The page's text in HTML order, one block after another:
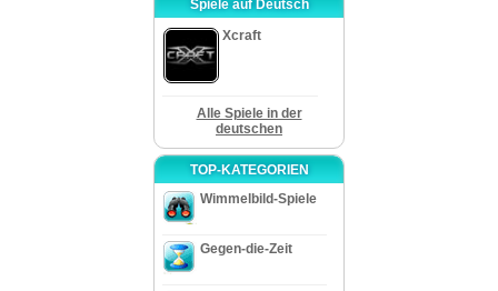
Spiele auf Deutsch
Xcraft
Alle Spiele in der
deutschen
TOP-KATEGORIEN
Wimmelbild-Spiele
Gegen-die-Zeit